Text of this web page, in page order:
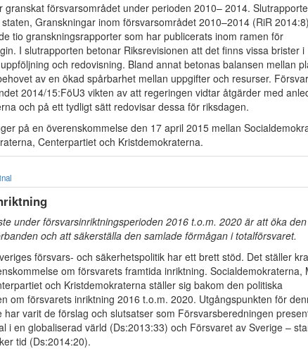
granskat försvarsområdet under perioden 2010– 2014.
Granskningar inom försvarsområdet 2010–2014 (RiR
tio granskningsrapporter som har publicerats inom ramen för
I slutrapporten betonar Riksrevisionen att det finns vissa brister i
och redovisning. Bland annat betonas balansen mellan
av en ökad spårbarhet mellan uppgifter och resurser.
2014/15:FöU3 vikten av att regeringen vidtar åtgärder med
och på ett tydligt sätt redovisar dessa för riksdagen.
på en överenskommelse den 17 april 2015 mellan
Centerpartiet och Kristdemokraterna.
under försvarsinriktningsperioden 2016 t.o.m. 2020 är att öka
och att säkerställa den samlade förmågan i totalförsvaret.
försvars- och säkerhetspolitik har ett brett stöd. Det ställer
om försvarets framtida inriktning. Socialdemokraterna,
och Kristdemokraterna ställer sig bakom den politiska
om försvarets inriktning 2016 t.o.m. 2020. Utgångspunkten för
har varit de förslag och slutsatser som Försvarsberedningen
i en globaliserad värld (Ds:2013:33) och Försvaret av Sverige –
tid (Ds:2014:20).